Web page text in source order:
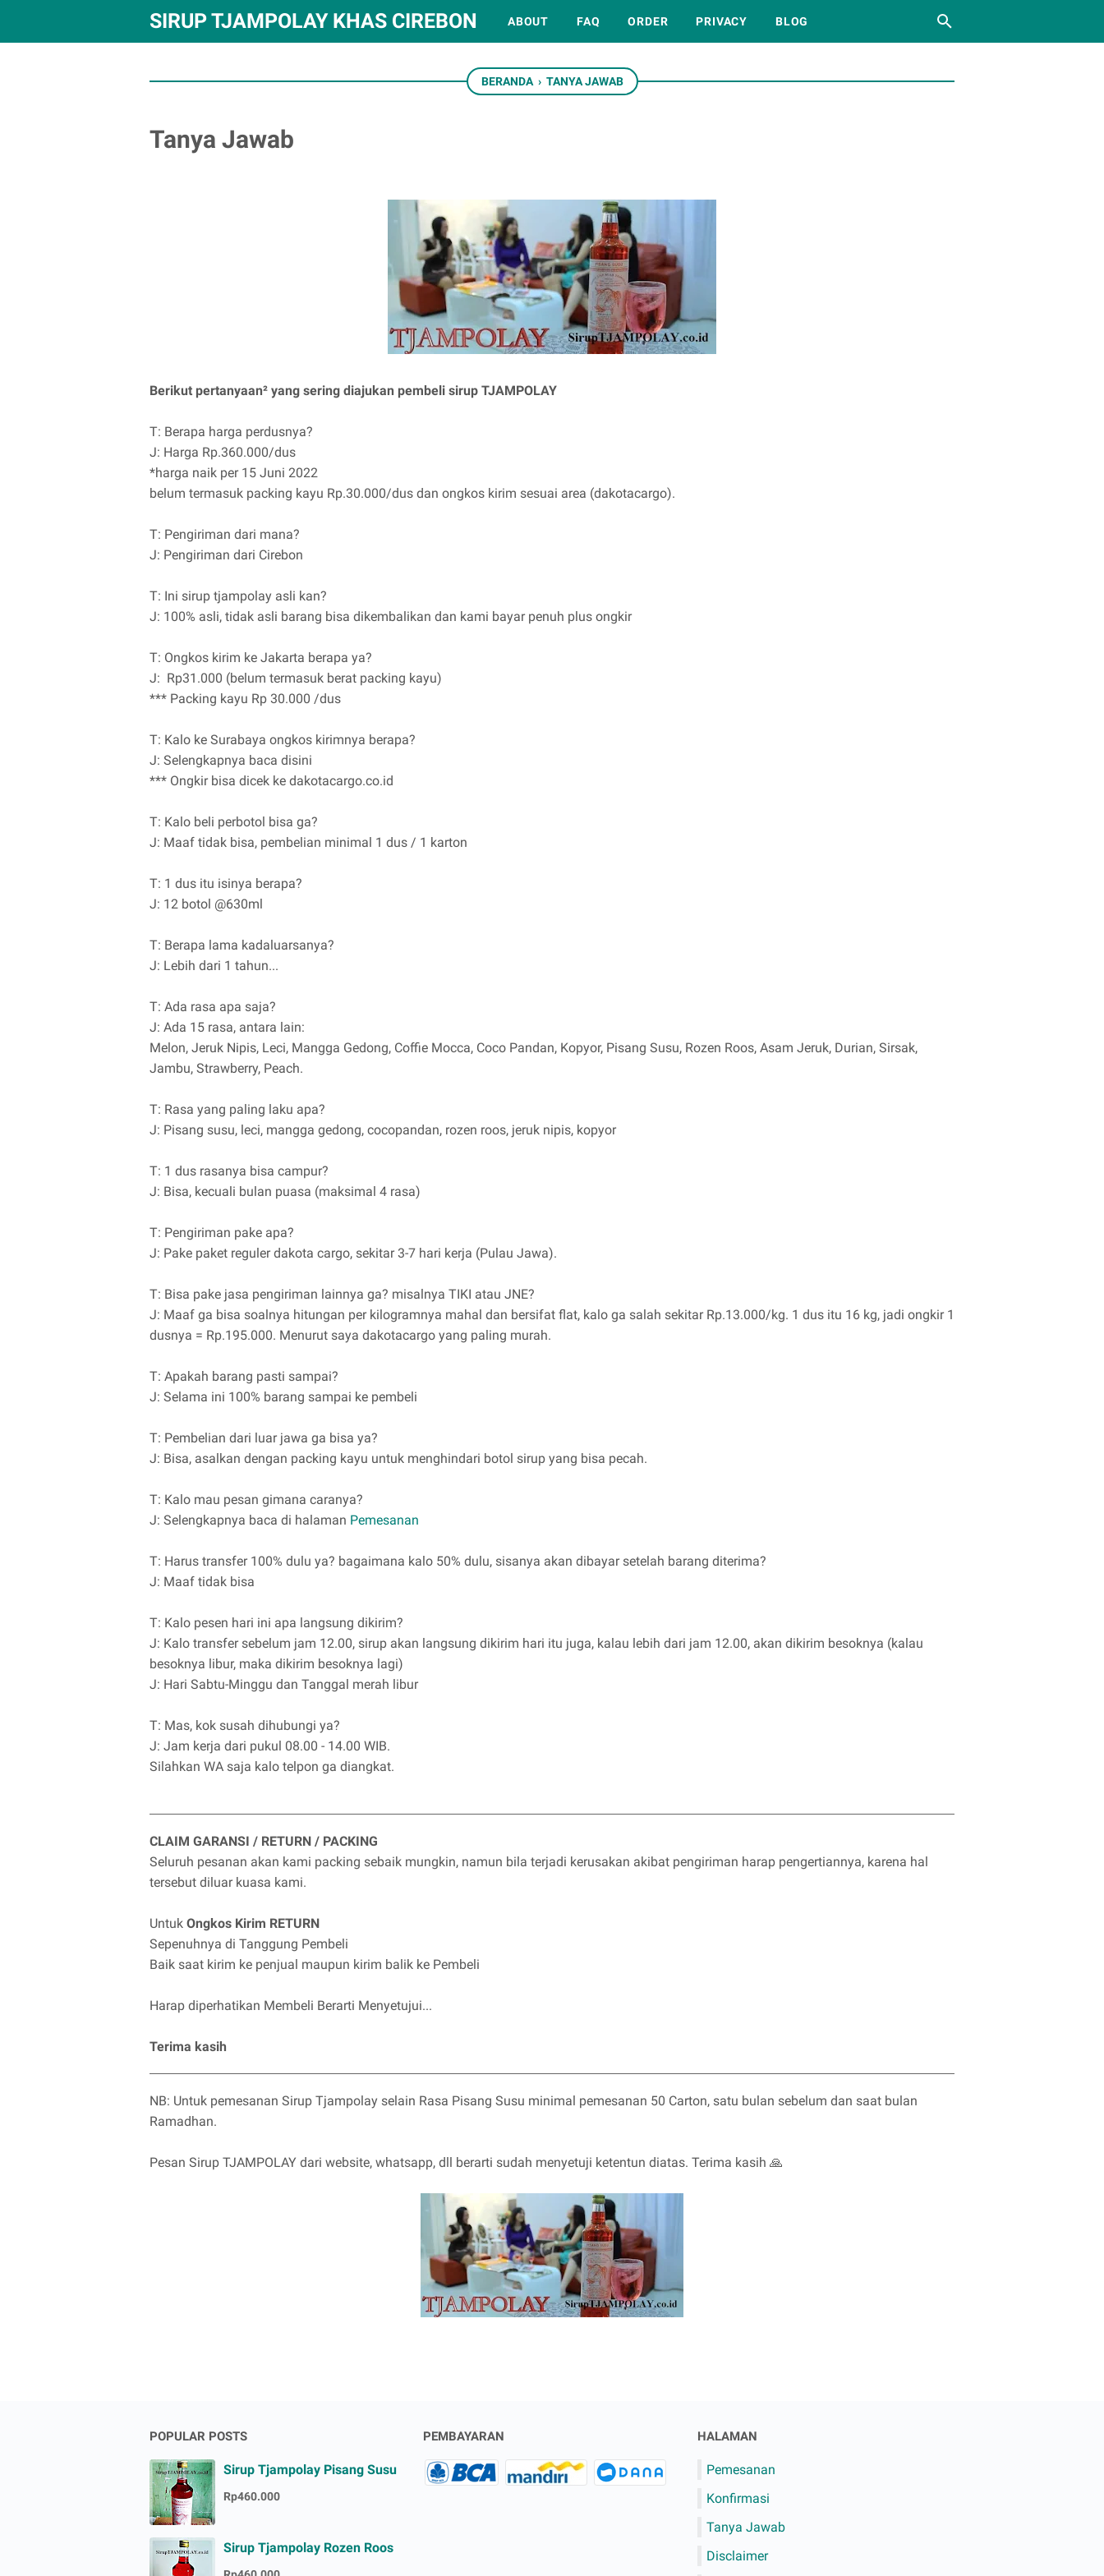
SIRUP TJAMPOLAY KHAS CIREBON ABOUT FAQ ORDER PRIVACY BLOG
BERANDA › TANYA JAWAB
Tanya Jawab
Berikut pertanyaan² yang sering diajukan pembeli sirup TJAMPOLAY
T: Berapa harga perdusnya?
J: Harga Rp.360.000/dus
*harga naik per 15 Juni 2022
belum termasuk packing kayu Rp.30.000/dus dan ongkos kirim sesuai area (dakotacargo).
T: Pengiriman dari mana?
J: Pengiriman dari Cirebon
T: Ini sirup tjampolay asli kan?
J: 100% asli, tidak asli barang bisa dikembalikan dan kami bayar penuh plus ongkir
T: Ongkos kirim ke Jakarta berapa ya?
J: Rp31.000 (belum termasuk berat packing kayu)
*** Packing kayu Rp 30.000 /dus
T: Kalo ke Surabaya ongkos kirimnya berapa?
J: Selengkapnya baca disini
*** Ongkir bisa dicek ke dakotacargo.co.id
T: Kalo beli perbotol bisa ga?
J: Maaf tidak bisa, pembelian minimal 1 dus / 1 karton
T: 1 dus itu isinya berapa?
J: 12 botol @630ml
T: Berapa lama kadaluarsanya?
J: Lebih dari 1 tahun...
T: Ada rasa apa saja?
J: Ada 15 rasa, antara lain:
Melon, Jeruk Nipis, Leci, Mangga Gedong, Coffie Mocca, Coco Pandan, Kopyor, Pisang Susu, Rozen Roos, Asam Jeruk, Durian, Sirsak,
Jambu, Strawberry, Peach.
T: Rasa yang paling laku apa?
J: Pisang susu, leci, mangga gedong, cocopandan, rozen roos, jeruk nipis, kopyor
T: 1 dus rasanya bisa campur?
J: Bisa, kecuali bulan puasa (maksimal 4 rasa)
T: Pengiriman pake apa?
J: Pake paket reguler dakota cargo, sekitar 3-7 hari kerja (Pulau Jawa).
T: Bisa pake jasa pengiriman lainnya ga? misalnya TIKI atau JNE?
J: Maaf ga bisa soalnya hitungan per kilogramnya mahal dan bersifat flat, kalo ga salah sekitar Rp.13.000/kg. 1 dus itu 16 kg, jadi ongkir 1
dusnya = Rp.195.000. Menurut saya dakotacargo yang paling murah.
T: Apakah barang pasti sampai?
J: Selama ini 100% barang sampai ke pembeli
T: Pembelian dari luar jawa ga bisa ya?
J: Bisa, asalkan dengan packing kayu untuk menghindari botol sirup yang bisa pecah.
T: Kalo mau pesan gimana caranya?
J: Selengkapnya baca di halaman Pemesanan
T: Harus transfer 100% dulu ya? bagaimana kalo 50% dulu, sisanya akan dibayar setelah barang diterima?
J: Maaf tidak bisa
T: Kalo pesen hari ini apa langsung dikirim?
J: Kalo transfer sebelum jam 12.00, sirup akan langsung dikirim hari itu juga, kalau lebih dari jam 12.00, akan dikirim besoknya (kalau
besoknya libur, maka dikirim besoknya lagi)
J: Hari Sabtu-Minggu dan Tanggal merah libur
T: Mas, kok susah dihubungi ya?
J: Jam kerja dari pukul 08.00 - 14.00 WIB.
Silahkan WA saja kalo telpon ga diangkat.
CLAIM GARANSI / RETURN / PACKING
Seluruh pesanan akan kami packing sebaik mungkin, namun bila terjadi kerusakan akibat pengiriman harap pengertiannya, karena hal
tersebut diluar kuasa kami.
Untuk Ongkos Kirim RETURN
Sepenuhnya di Tanggung Pembeli
Baik saat kirim ke penjual maupun kirim balik ke Pembeli
Harap diperhatikan Membeli Berarti Menyetujui...
Terima kasih
NB: Untuk pemesanan Sirup Tjampolay selain Rasa Pisang Susu minimal pemesanan 50 Carton, satu bulan sebelum dan saat bulan
Ramadhan.
Pesan Sirup TJAMPOLAY dari website, whatsapp, dll berarti sudah menyetuji ketentun diatas. Terima kasih 🙏
POPULAR POSTS
Sirup Tjampolay Pisang Susu
Rp460.000
Sirup Tjampolay Rozen Roos
PEMBAYARAN HALAMAN
Pemesanan
Konfirmasi
Tanya Jawab
Disclaimer